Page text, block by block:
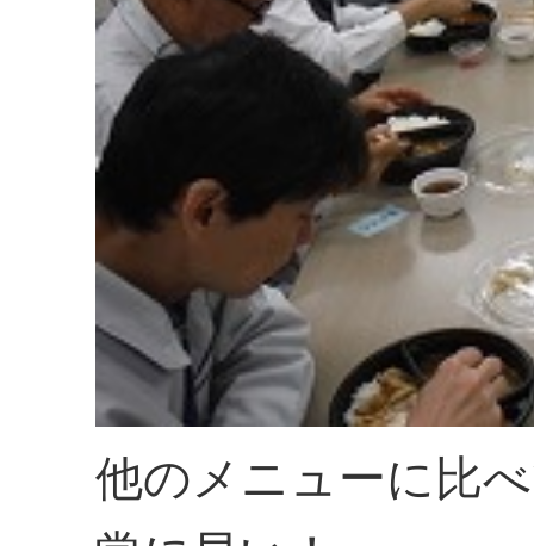
他のメニューに比